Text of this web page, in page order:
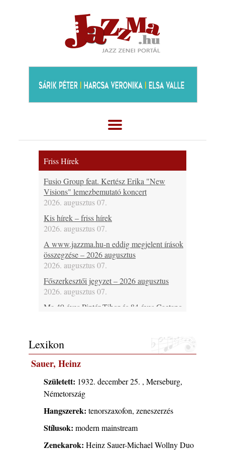
Friss Hírek
Fusio Group feat. Kertész Erika "New
Visions" lemezbemutató koncert
2026. augusztus 07.
Kis hírek – friss hírek
2026. augusztus 07.
A www.jazzma.hu-n eddig megjelent írások
összegzése – 2026 augusztus
2026. augusztus 07.
Főszerkesztői jegyzet – 2026 augusztus
2026. augusztus 07.
Ma 49 éves Pintér Tibor és 84 éves Caetano
Ma lenne 85 éves Howard Johnson
2026. augusztus 07.
Ma 95 éve halt meg Bix Beiderbecke
2026. augusztus 07.
Jazz-rock albumok 1985-ből - Issei Noro
„Sweet Sphere”
2026. augusztus 07.
Ezen a napon – augusztus 7. (2026)
2026. augusztus 07.
Lexikon
Sauer, Heinz
Született: 1932. december 25. , Merseburg,
Németország
Hangszerek: tenorszaxofon, zeneszerzés
Stílusok: modern mainstream
Zenekarok: Heinz Sauer-Michael Wollny Duo